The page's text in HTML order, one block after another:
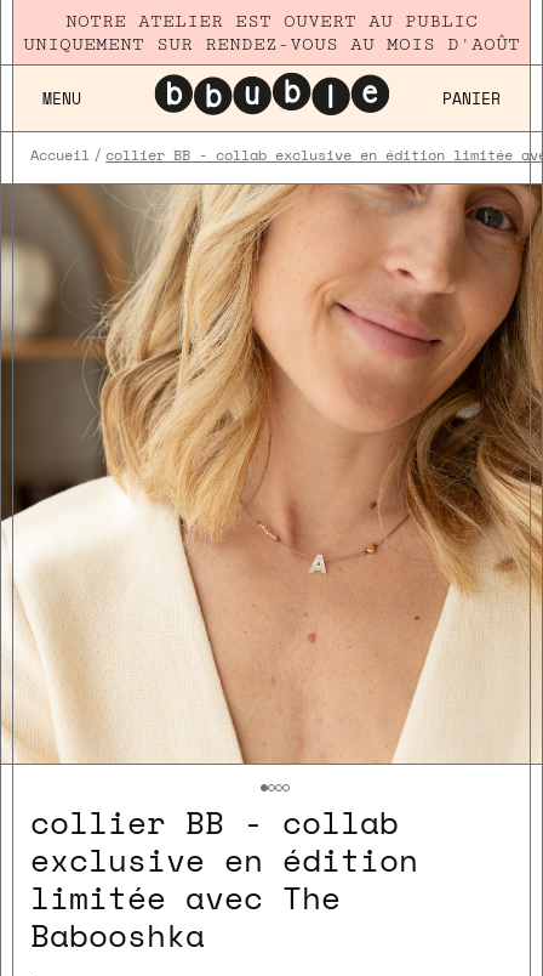
NOTRE ATELIER EST OUVERT AU PUBLIC
UNIQUEMENT SUR RENDEZ-VOUS AU MOIS D'AOÛT
MENU PANIER
Accueil collier BB - collab exclusive en édition limitée avec
Plaqué
Or
collier BB - collab
exclusive en édition
limitée avec The
Babooshka